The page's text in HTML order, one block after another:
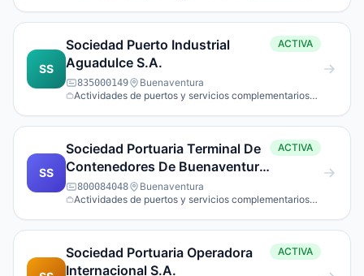
SS
Sociedad Puerto Industrial
Aguadulce S.A.
ACTIVA
835000149
Buenaventura
Actividades de puertos y servicios complementarios
SS
Sociedad Portuaria Terminal De
Contenedores De Buenaventura
S.A.
ACTIVA
800084048
Buenaventura
Actividades de puertos y servicios complementarios
Sociedad Portuaria Operadora
Internacional S.A.
ACTIVA